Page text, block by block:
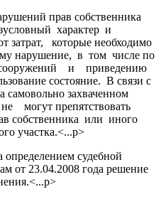
прав собственника
характер и
затрат, которые необходимо
нарушение, в том числе по
и приведению
состояние. В связи с
самовольно захваченном
могут препятствовать
собственника или иного
участка.<...p>
судебной
от 23.04.2008 года решение